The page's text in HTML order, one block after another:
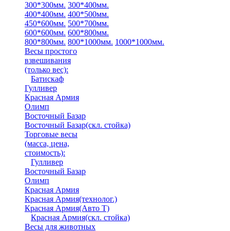
300*300мм. 300*400мм.
400*400мм. 400*500мм.
450*600мм. 500*700мм.
600*600мм. 600*800мм.
800*800мм. 800*1000мм. 1000*1000мм.
Весы простого
взвешивания
(только вес):
Батискаф
Гулливер
Красная Армия
Олимп
Восточный Базар
Восточный Базар(скл. стойка)
Торговые весы
(масса, цена,
стоимость):
Гулливер
Восточный Базар
Олимп
Красная Армия
Красная Армия(технолог.)
Красная Армия(Авто Т)
Красная Армия(скл. стойка)
Весы для животных